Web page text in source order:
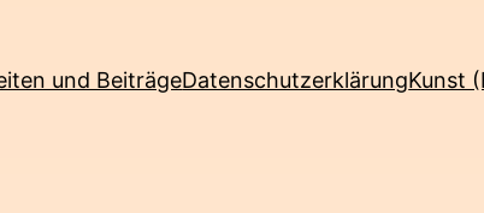
und BeiträgeDatenschutzerklärungKunst